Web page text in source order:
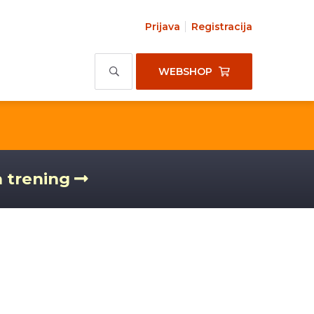
Prijava Registracija
WEBSHOP
trening